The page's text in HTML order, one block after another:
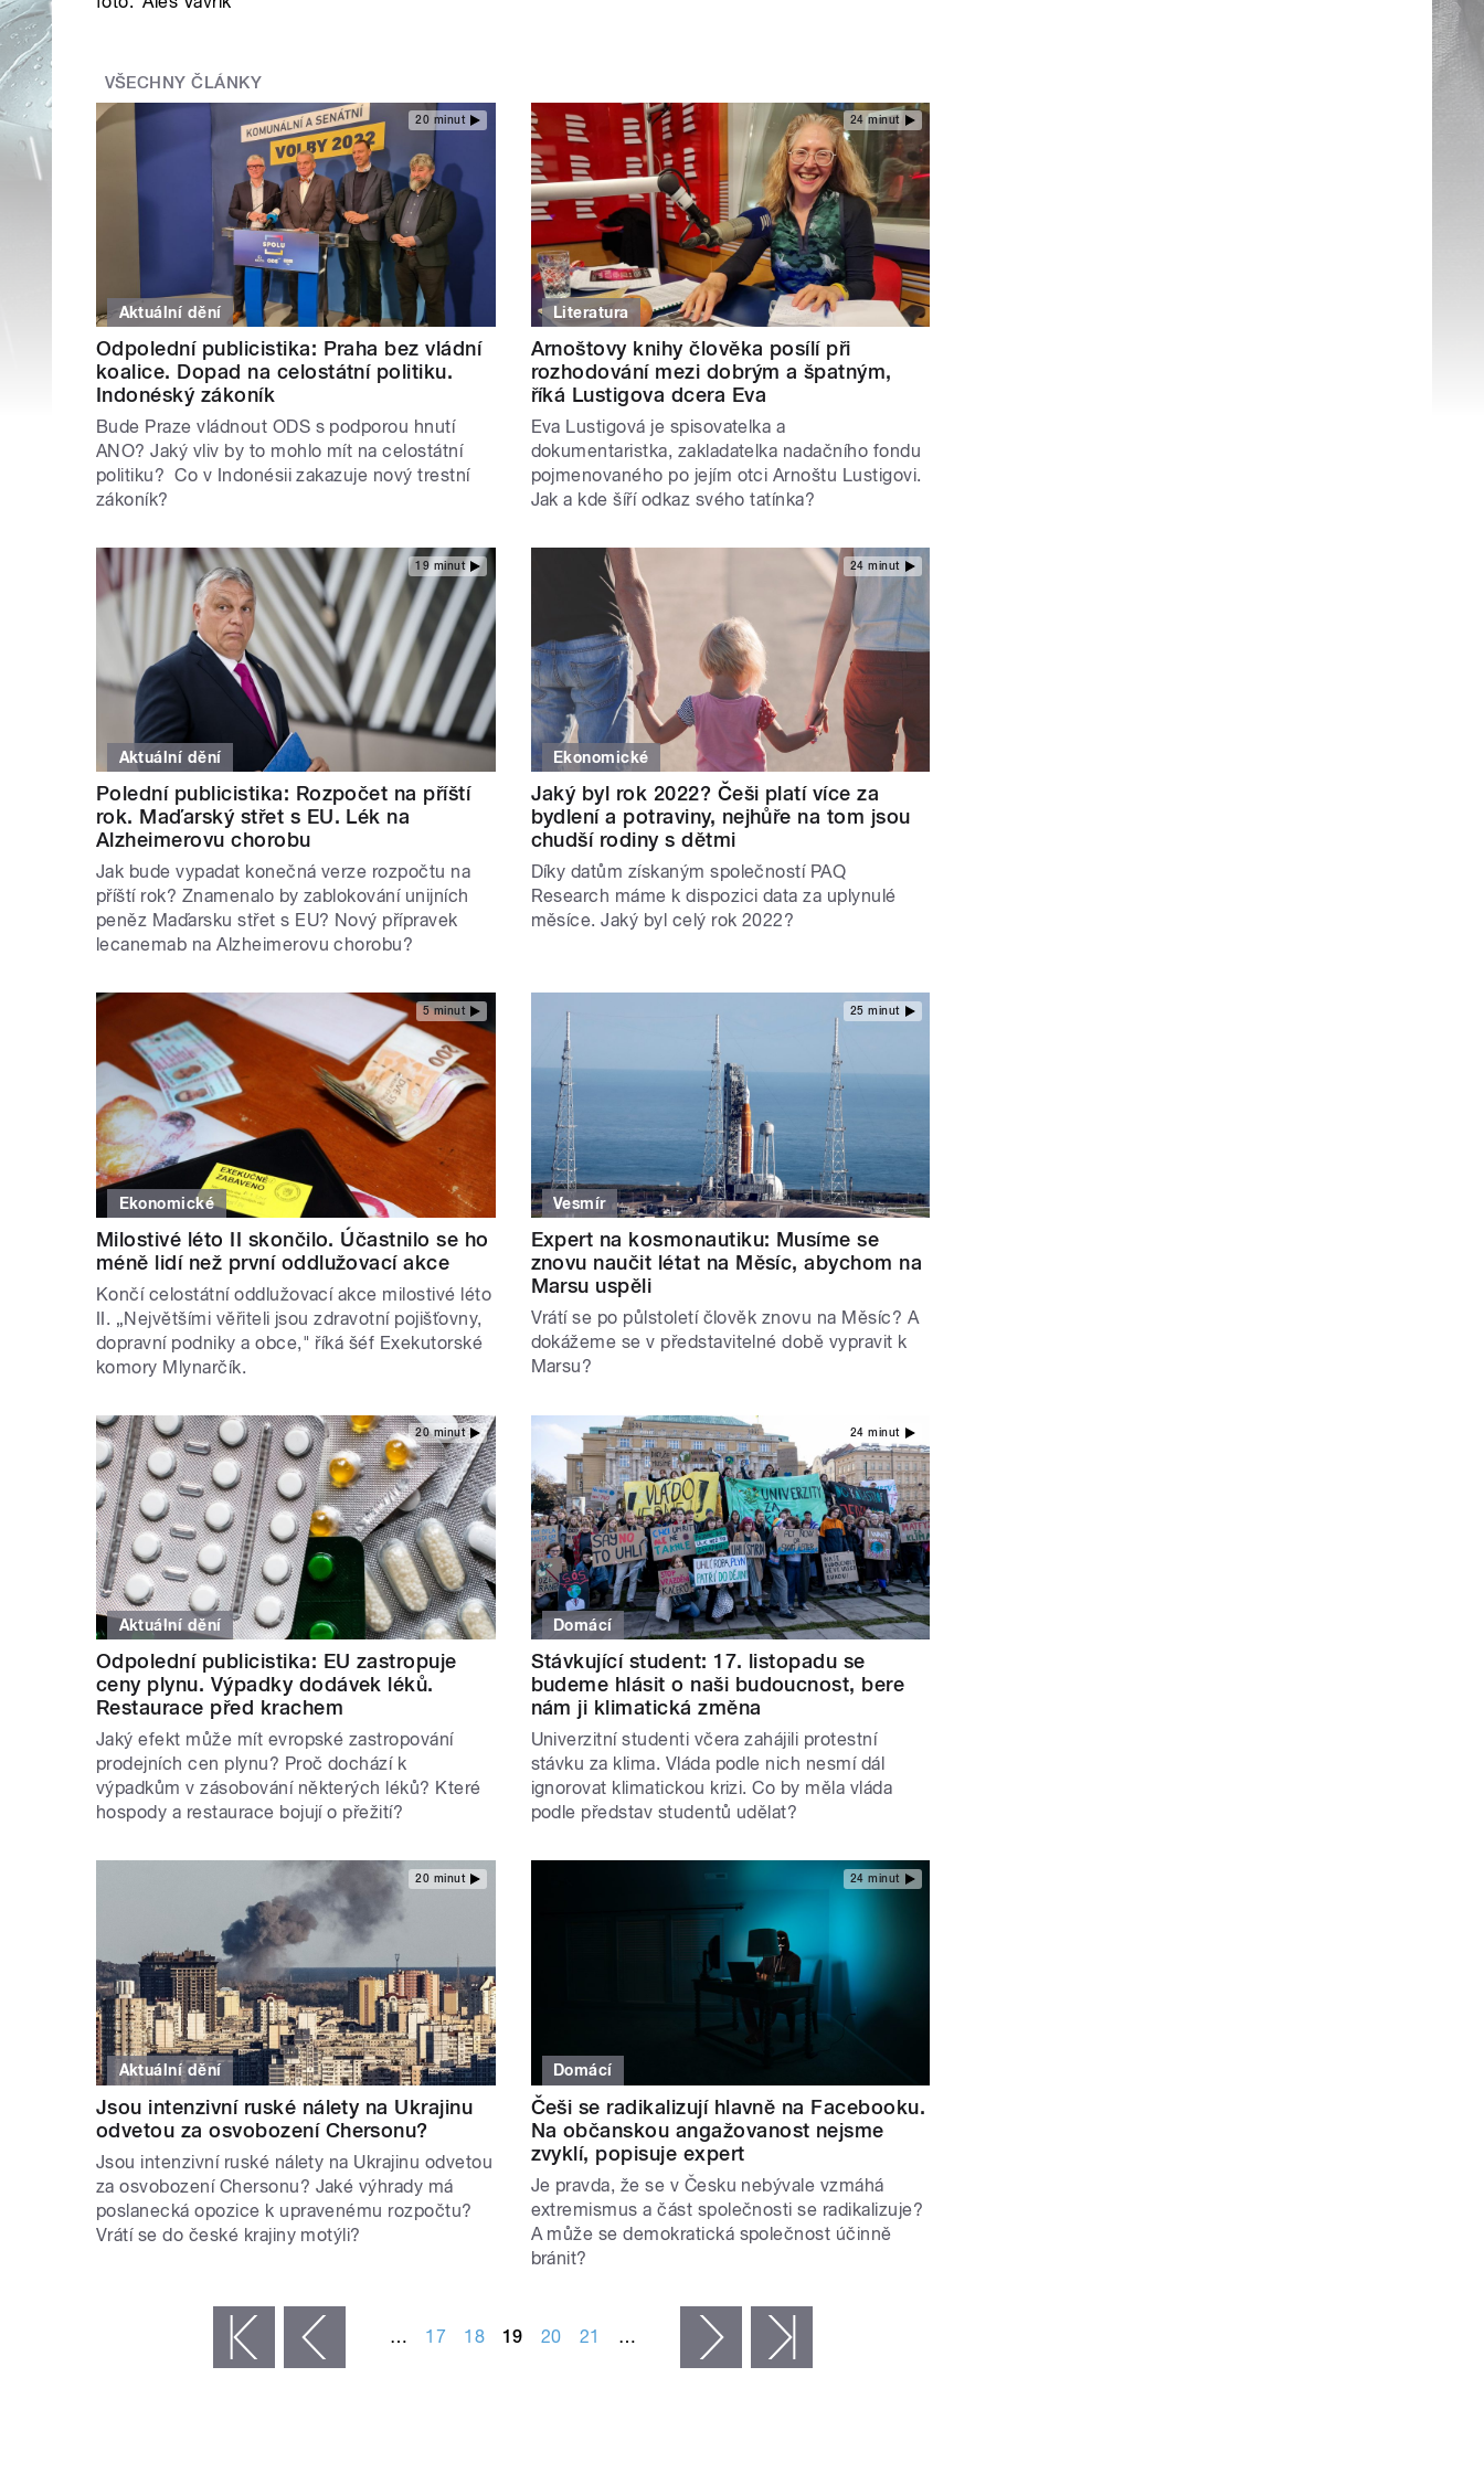
VŠECHNY ČLÁNKY
20 minut
Aktuální dění
Odpolední publicistika: Praha bez vládní
koalice. Dopad na celostátní politiku.
Indonéský zákoník
Bude Praze vládnout ODS s podporou hnutí
ANO? Jaký vliv by to mohlo mít na celostátní
politiku? Co v Indonésii zakazuje nový trestní
zákoník?
24 minut
Literatura
Arnoštovy knihy člověka posílí při
rozhodování mezi dobrým a špatným,
říká Lustigova dcera Eva
Eva Lustigová je spisovatelka a
dokumentaristka, zakladatelka nadačního fondu
pojmenovaného po jejím otci Arnoštu Lustigovi.
Jak a kde šíří odkaz svého tatínka?
19 minut
Aktuální dění
Polední publicistika: Rozpočet na příští
rok. Maďarský střet s EU. Lék na
Alzheimerovu chorobu
Jak bude vypadat konečná verze rozpočtu na
příští rok? Znamenalo by zablokování unijních
peněz Maďarsku střet s EU? Nový přípravek
lecanemab na Alzheimerovu chorobu?
24 minut
Ekonomické
Jaký byl rok 2022? Češi platí více za
bydlení a potraviny, nejhůře na tom jsou
chudší rodiny s dětmi
Díky datům získaným společností PAQ
Research máme k dispozici data za uplynulé
měsíce. Jaký byl celý rok 2022?
5 minut
Ekonomické
Milostivé léto II skončilo. Účastnilo se ho
méně lidí než první oddlužovací akce
Končí celostátní oddlužovací akce milostivé léto
II. „Největšími věřiteli jsou zdravotní pojišťovny,
dopravní podniky a obce," říká šéf Exekutorské
komory Mlynarčík.
25 minut
Vesmír
Expert na kosmonautiku: Musíme se
znovu naučit létat na Měsíc, abychom na
Marsu uspěli
Vrátí se po půlstoletí člověk znovu na Měsíc? A
dokážeme se v představitelné době vypravit k
Marsu?
20 minut
Aktuální dění
Odpolední publicistika: EU zastropuje
ceny plynu. Výpadky dodávek léků.
Restaurace před krachem
Jaký efekt může mít evropské zastropování
prodejních cen plynu? Proč dochází k
výpadkům v zásobování některých léků? Které
hospody a restaurace bojují o přežití?
24 minut
Domácí
Stávkující student: 17. listopadu se
budeme hlásit o naši budoucnost, bere
nám ji klimatická změna
Univerzitní studenti včera zahájili protestní
stávku za klima. Vláda podle nich nesmí dál
ignorovat klimatickou krizi. Co by měla vláda
podle představ studentů udělat?
20 minut
Aktuální dění
Jsou intenzivní ruské nálety na Ukrajinu
odvetou za osvobození Chersonu?
Jsou intenzivní ruské nálety na Ukrajinu odvetou
za osvobození Chersonu? Jaké výhrady má
poslanecká opozice k upravenému rozpočtu?
Vrátí se do české krajiny motýli?
24 minut
Domácí
Češi se radikalizují hlavně na Facebooku.
Na občanskou angažovanost nejsme
zvyklí, popisuje expert
Je pravda, že se v Česku nebývale vzmáhá
extremismus a část společnosti se radikalizuje?
A může se demokratická společnost účinně
bránit?
‹ předchozí … 17 18 19 20 21 … následující ›